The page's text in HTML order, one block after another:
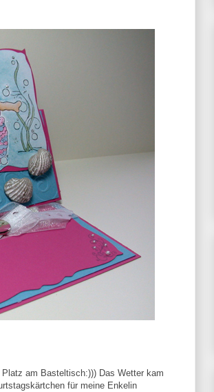
am Basteltisch:))) Das Wetter kam
für meine Enkelin